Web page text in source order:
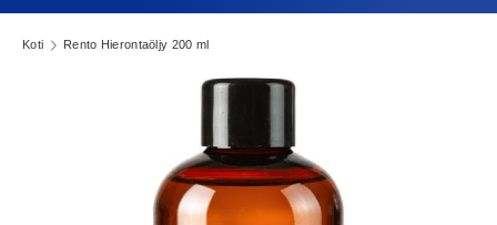
Koti Rento Hierontaöljy 200 ml